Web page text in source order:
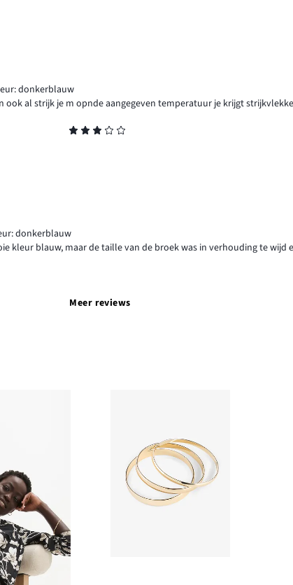
donkerblauw
ook al strijk je m opnde aangegeven temperatuur je krijgt
donkerblauw
kleur blauw, maar de taille van de broek was in verhouding te wijd
Meer reviews